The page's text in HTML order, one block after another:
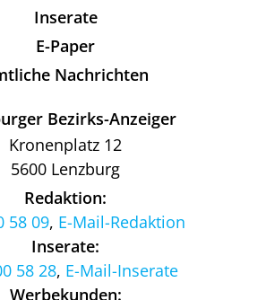
Inserate
E-Paper
Nachrichten
Bezirks-Anzeiger
Kronenplatz 12
5600 Lenzburg
Redaktion:
58 09, E-Mail-Redaktion
Inserate:
58 28, E-Mail-Inserate
Werbekunden: